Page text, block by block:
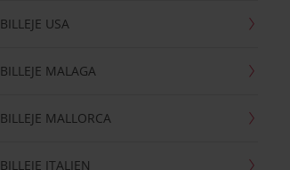
BILLEJE USA
BILLEJE MALAGA
BILLEJE MALLORCA
BILLEJE ITALIEN